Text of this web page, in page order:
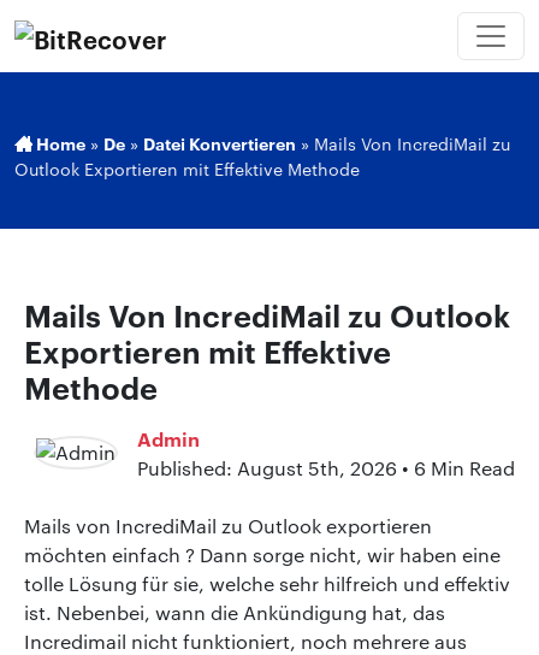
Home » De » Datei Konvertieren » Mails Von IncrediMail zu
Outlook Exportieren mit Effektive Methode
Mails Von IncrediMail zu Outlook
Exportieren mit Effektive
Methode
Admin
Published: August 5th, 2026 • 6 Min Read
Mails von IncrediMail zu Outlook exportieren
möchten einfach ? Dann sorge nicht, wir haben eine
tolle Lösung für sie, welche sehr hilfreich und effektiv
ist. Nebenbei, wann die Ankündigung hat, das
Incredimail nicht funktioniert, noch mehrere aus